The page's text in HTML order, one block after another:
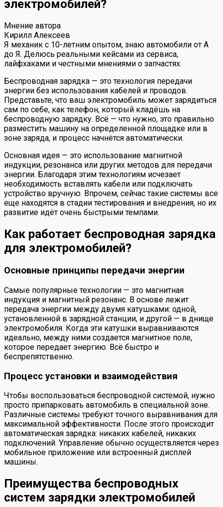
электромобилей?
Мнение автора
Кирилл Алексеев
Я механик с 10-летним опытом, знаю автомобили от А
до Я. Делюсь реальными кейсами из сервиса,
лайфхаками и честными мнениями о запчастях.
Беспроводная зарядка — это технология передачи
энергии без использования кабелей и проводов.
Представьте, что ваш электромобиль может зарядиться
сам по себе, как телефон, который кладёшь на
беспроводную зарядку. Всё — что нужно, это правильно
разместить машину на определенной площадке или в
зоне заряда, и процесс начнётся автоматически.
Основная идея — это использование магнитной
индукции, резонанса или других методов для передачи
энергии. Благодаря этим технологиям исчезает
необходимость вставлять кабели или подключать
устройство вручную. Впрочем, сейчас такие системы все
еще находятся в стадии тестирования и внедрения, но их
развитие идёт очень быстрыми темпами.
Как работает беспроводная зарядка
для электромобилей?
Основные принципы передачи энергии
Самые популярные технологии — это магнитная
индукция и магнитный резонанс. В основе лежит
передача энергии между двумя катушками: одной,
установленной в зарядной станции, и другой — в днище
электромобиля. Когда эти катушки выравниваются
идеально, между ними создается магнитное поле,
которое передает энергию. Всё быстро и
беспрепятственно.
Процесс установки и взаимодействия
Чтобы воспользоваться беспроводной системой, нужно
просто припарковать автомобиль в специальной зоне.
Различные системы требуют точного выравнивания для
максимальной эффективности. После этого происходит
автоматическая зарядка: никаких кабелей, никаких
подключений. Управление обычно осуществляется через
мобильное приложение или встроенный дисплей
машины.
Преимущества беспроводных
систем зарядки электромобилей